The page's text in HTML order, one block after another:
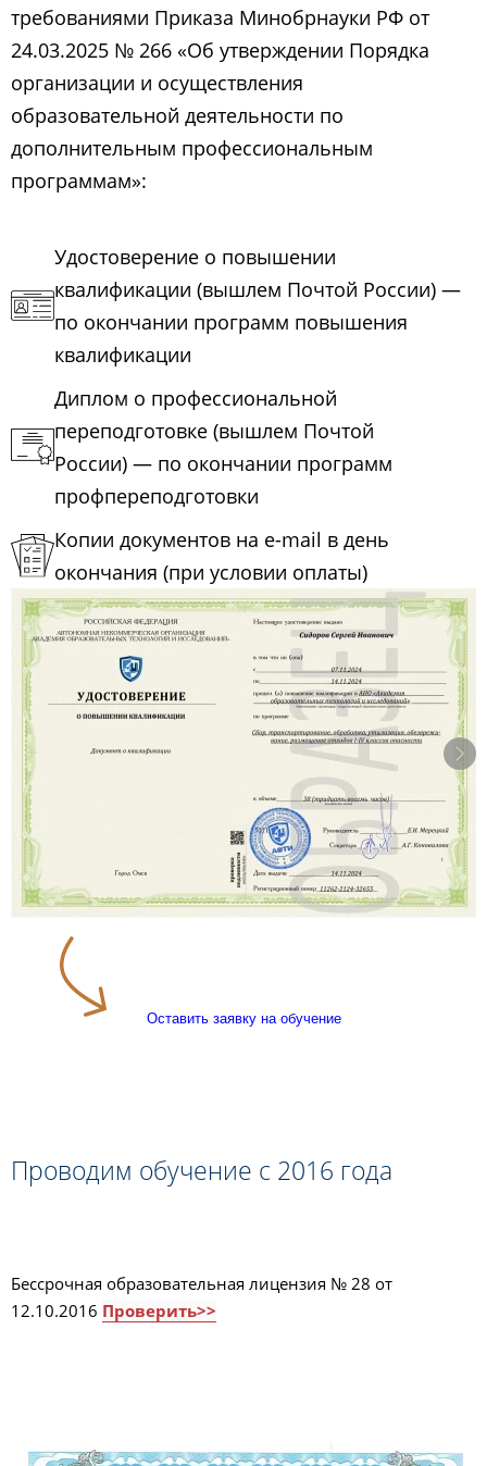
требованиями Приказа Минобрнауки РФ от
24.03.2025 № 266 «Об утверждении Порядка
организации и осуществления
образовательной деятельности по
дополнительным профессиональным
программам»:
Удостоверение о повышении
квалификации (вышлем Почтой России) —
по окончании программ повышения
квалификации
Диплом о профессиональной
переподготовке (вышлем Почтой
России) — по окончании программ
профпереподготовки
Копии документов на e-mail в день
окончания (при условии оплаты)
Оставить заявку на обучение
Проводим обучение с 2016 года
Бессрочная образовательная лицензия № 28 от
12.10.2016 Проверить>>